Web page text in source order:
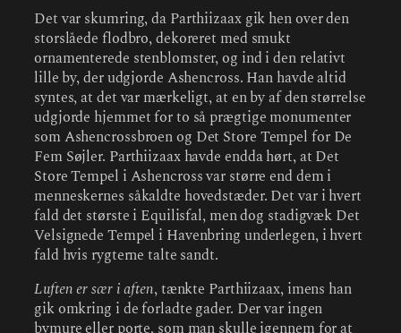
Det var skumring, da Parthiizaax gik hen over den
storslåede flodbro, dekoreret med smukt
ornamenterede stenblomster, og ind i den relativt
lille by, der udgjorde Ashencross. Han havde altid
syntes, at det var mærkeligt, at en by af den størrelse
udgjorde hjemmet for to så prægtige monumenter
som Ashencrossbroen og Det Store Tempel for De
Fem Søjler. Parthiizaax havde endda hørt, at Det
Store Tempel i Ashencross var større end dem i
menneskernes såkaldte hovedstæder. Det var i hvert
fald det største i Equilisfal, men dog stadigvæk Det
Velsignede Tempel i Havenbring underlegen, i hvert
fald hvis rygterne talte sandt.
Luften er sær i aften, tænkte Parthiizaax, imens han
gik omkring i de forladte gader. Der var ingen